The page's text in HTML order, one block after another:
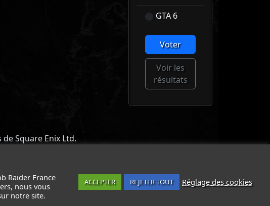
GTA 6
Voter
Voir les
résultats
Raider France
nous vous
notre site.
ACCEPTER REJETER TOUT Réglage des cookies
Square Enix Ltd.